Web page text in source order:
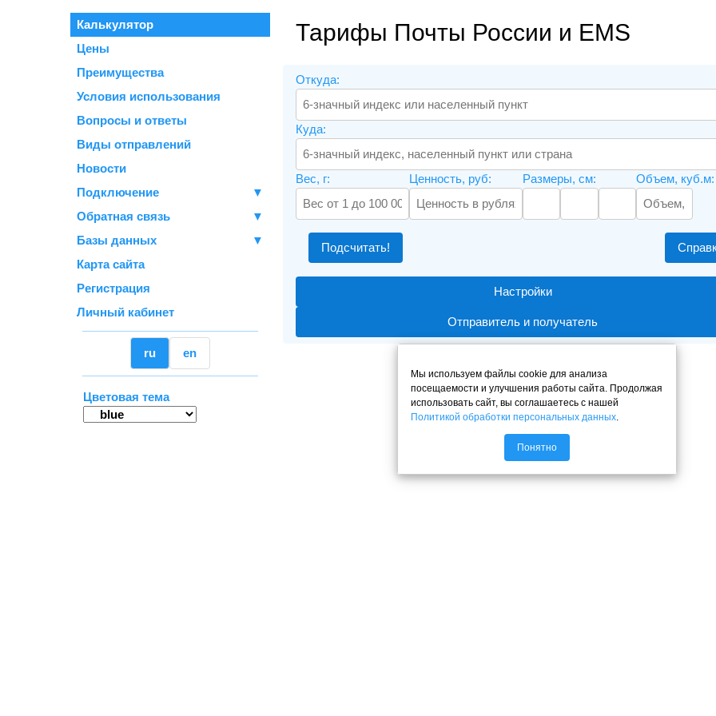
Калькулятор
Цены
Преимущества
Условия использования
Вопросы и ответы
Виды отправлений
Новости
Подключение
▼
Обратная связь
▼
Базы данных
▼
Карта сайта
Регистрация
Личный кабинет
ru en
Цветовая тема
Тарифы Почты России и EMS
Откуда:
Куда:
Вес, г: Ценность, руб: Размеры, см: Объем, куб.м:
Подсчитать!
Настройки
Отправитель и получатель
Мы используем файлы cookie для анализа
посещаемости и улучшения работы сайта. Продолжая
использовать сайт, вы соглашаетесь с нашей
Политикой обработки персональных данных.
Понятно